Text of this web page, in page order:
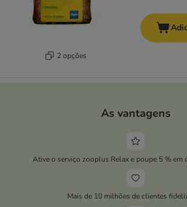
2 opções
As vantagens
Ative o serviço zooplus Relax e poupe 5 % em
Mais de 10 milhões de clientes